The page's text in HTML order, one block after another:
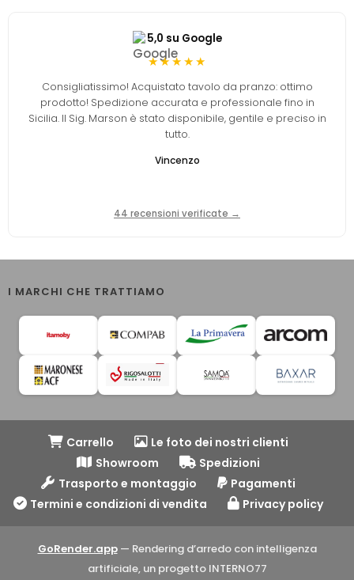
5,0 su Google
★★★★★
Consigliatissimo! Acquistato tavolo da pranzo: ottimo
prodotto! Spedizione accurata e professionale fino in
Sicilia. Il Sig. Marson è stato disponibile, gentile e preciso in
tutto.
Vincenzo
44 recensioni verificate →
I MARCHI CHE TRATTIAMO
Carrello
Le foto dei nostri clienti
Showroom
Spedizioni
Trasporto e montaggio
Pagamenti
Termini e condizioni di vendita
Privacy policy
GoRender.app— Rendering d’arredo con intelligenza
artificiale, un progetto INTERNO77